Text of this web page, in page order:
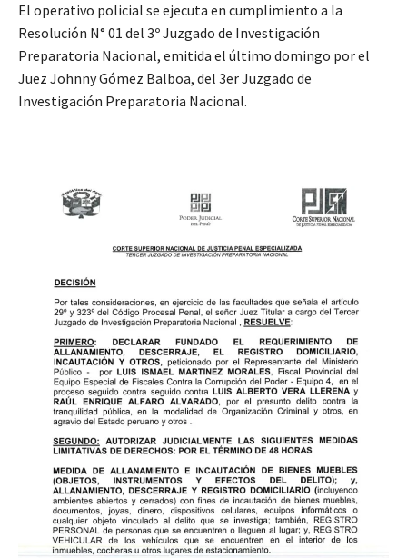
El operativo policial se ejecuta en cumplimiento a la
Resolución N° 01 del 3º Juzgado de Investigación
Preparatoria Nacional, emitida el último domingo por el
Juez Johnny Gómez Balboa, del 3er Juzgado de
Investigación Preparatoria Nacional.